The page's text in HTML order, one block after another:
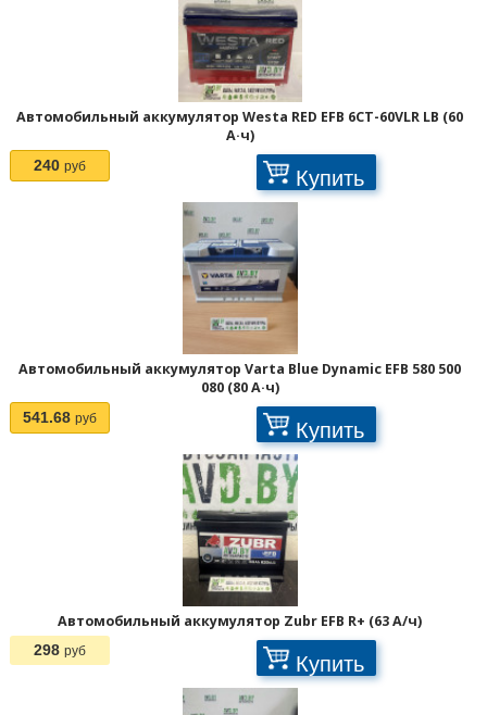
Автомобильный аккумулятор Westa RED EFB 6СТ-60VLR LB (60
А·ч)
240 руб Купить
Автомобильный аккумулятор Varta Blue Dynamic EFB 580 500
080 (80 А·ч)
541.68 руб Купить
Автомобильный аккумулятор Zubr EFB R+ (63 А/ч)
298 руб Купить